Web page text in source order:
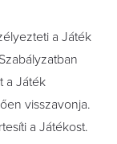
a Játék
a Játék
visszavonja.
a Játékost.